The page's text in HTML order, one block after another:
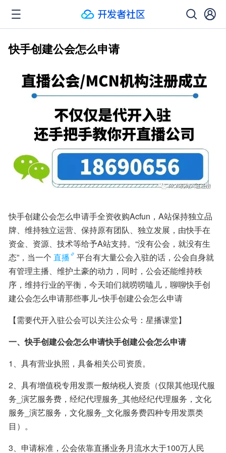
快手创建公会怎么申请
快手创建公会怎么申请手全资收购Acfun，A站保持独立品
牌、维持独立运营、保持原有团队、独立发展，由快手在
资金、资源、技术等给予A站支持。“没有公会，就没有生
态”，当一个 直播
平台有大量公会入驻的话，公会自身就
有管理主播、维护土豪的动力，同时，公会还能维持秩
序，维持行业的平衡，今天咱们就唠唠嗑儿，聊聊快手创
建公会怎么申请那些事儿~快手创建公会怎么申请
【需要代开入驻公会可以关注公众号：星播课堂】
一、快手创建公会怎么申请快手创建公会怎么申请
1、具有营业执照，具备相关公司资质。
2、具有增值税专用发票一般纳税人资质（仅限其他现代服
务_演艺服务费，经纪代理服务_其他经纪代理服务，文化
服务_演艺服务，文化服务_文化服务费四种专用发票类
目）。
3、申请标准，公会依靠直播业务月流水大于100万人民